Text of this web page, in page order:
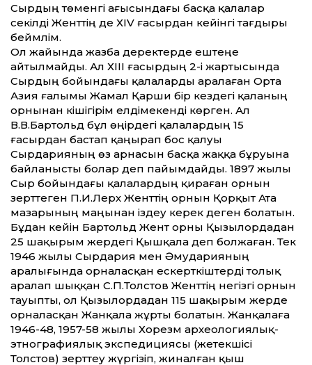
Сырдың төменгі ағысындағы басқа қалалар
секілді Женттің де ХІV ғасырдан кейінгі тағдыры
беймәлім.
Ол жайында жазба деректерде ештеңе
айтылмайды. Ал ХІІІ ғасырдың 2-і жартысында
Сырдың бойындағы қалаларды аралаған Орта
Азия ғалымы Жамал Қарши бір кездегі қаланың
орнынан кішігірім елдімекенді көрген. Ал
В.В.Бартольд бұл өңірдегі қалалардың 15
ғасырдан бастап қаңырап бос қалуы
Сырдарияның өз арнасын басқа жаққа бұруына
байланысты болар деп пайымдайды. 1897 жылы
Сыр бойындағы қалалардың қираған орнын
зерттеген П.И.Лерх Женттің орнын Қорқыт Ата
мазарының маңынан іздеу керек деген болатын.
Бұдан кейін Бартольд Жент орны Қызылордадан
25 шақырым жердегі Қышқала деп болжаған. Тек
1946 жылы Сырдария мен Әмударияның
аралығында орналасқан ескерткіштерді толық
аралап шыққан С.П.Толстов Женттің негізгі орнын
тауыпты, ол Қызылордадан 115 шақырым жерде
орналасқан Жанқала жұрты болатын. Жанқалаға
1946-48, 1957-58 жылы Хо­резм археологиялық-
этнографиялық экспедициясы (жетекшісі
Толстов) зерттеу жүргізіп, жиналған қыш